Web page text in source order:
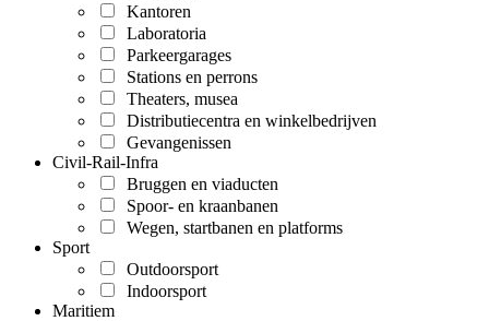
Kantoren
Laboratoria
Parkeergarages
Stations en perrons
Theaters, musea
Distributiecentra en winkelbedrijven
Gevangenissen
Civil-Rail-Infra
Bruggen en viaducten
Spoor- en kraanbanen
Wegen, startbanen en platforms
Sport
Outdoorsport
Indoorsport
Maritiem